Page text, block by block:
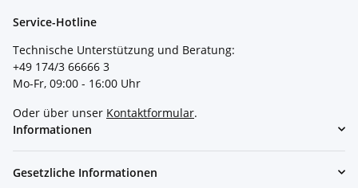
Service-Hotline
Technische Unterstützung und Beratung:
+49 174/3 66666 3
Mo-Fr, 09:00 - 16:00 Uhr
Oder über unser Kontaktformular.
Informationen
Gesetzliche Informationen